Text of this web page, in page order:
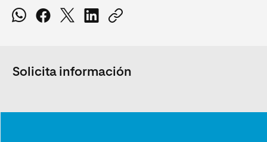
Solicita información